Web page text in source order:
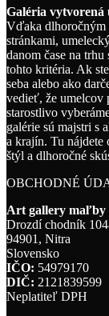
Galéria vytvorená
Vďaka dlhoročným
stránkami,
danom čase na
tohto kritéria. Ak
seba alebo ako
vedieť, že umelcov
starostlivo
galérie sú majstri s
a krajín. Tu
štýl a dlhoročné
OBCHODNÉ
Art gallery maľby
Drozdí chodník
94901, Nitra
Slovensko
IČO: 54979170
DIČ: 2121839599
Neplatiteľ DPH